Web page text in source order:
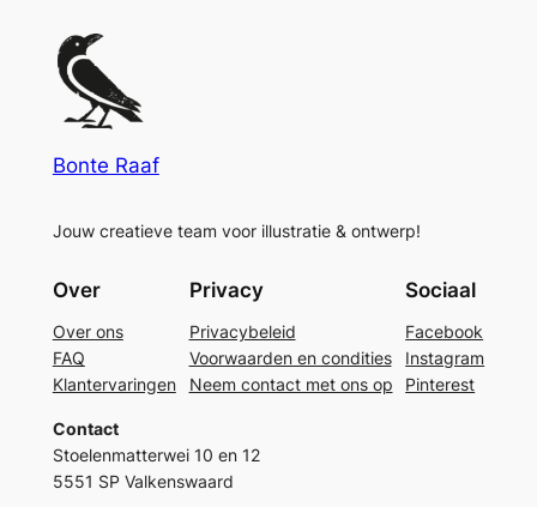
Bonte Raaf
Jouw creatieve team voor illustratie & ontwerp!
Over
Over ons
FAQ
Klantervaringen
Privacy
Privacybeleid
Voorwaarden en condities
Neem contact met ons op
Sociaal
Facebook
Instagram
Pinterest
Contact
Stoelenmatterwei 10 en 12
5551 SP Valkenswaard